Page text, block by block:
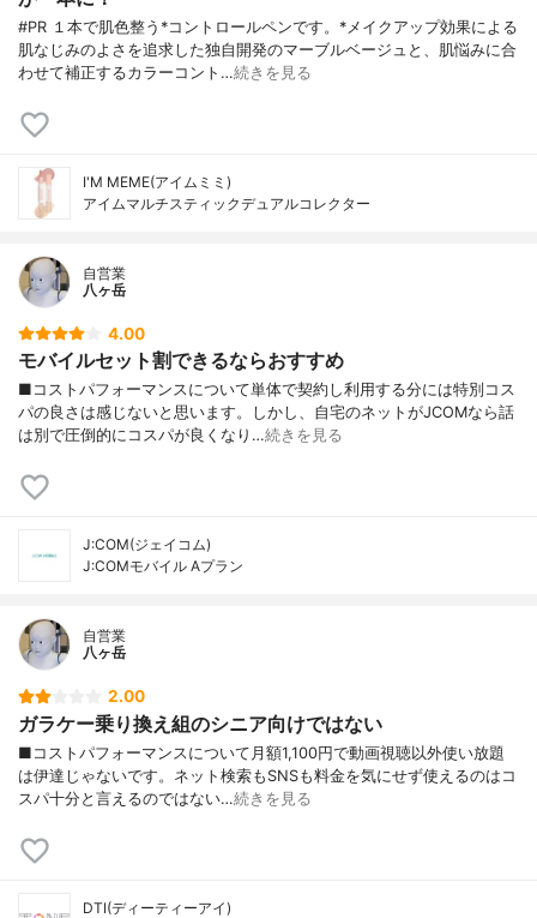
#PR １本で肌色整う*コントロールペンです。*メイクアップ効果による
肌なじみのよさを追求した独自開発のマーブルベージュと、肌悩みに合
わせて補正するカラーコント…続きを見る
I'M MEME(アイムミミ)
アイムマルチスティックデュアルコレクター
自営業
八ヶ岳
4.00
モバイルセット割できるならおすすめ
■コストパフォーマンスについて単体で契約し利用する分には特別コス
パの良さは感じないと思います。しかし、自宅のネットがJCOMなら話
は別で圧倒的にコスパが良くなり…続きを見る
J:COM(ジェイコム)
J:COMモバイル Aプラン
自営業
八ヶ岳
2.00
ガラケー乗り換え組のシニア向けではない
■コストパフォーマンスについて月額1,100円で動画視聴以外使い放題
は伊達じゃないです。ネット検索もSNSも料金を気にせず使えるのはコ
スパ十分と言えるのではない…続きを見る
DTI(ディーティーアイ)